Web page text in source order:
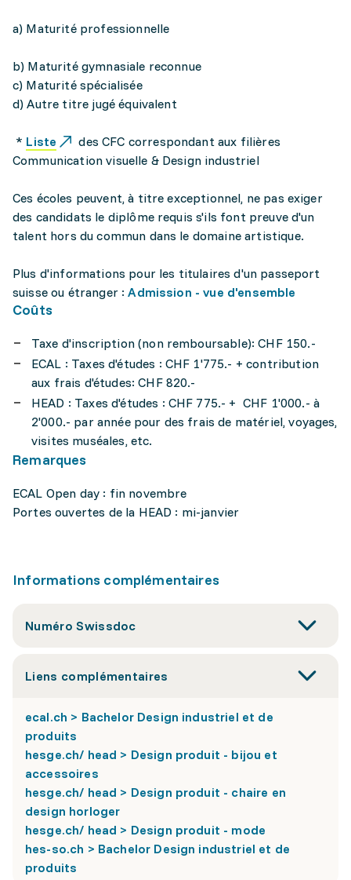
a) Maturité professionnelle
b) Maturité gymnasiale reconnue
c) Maturité spécialisée
d) Autre titre jugé équivalent
* Liste
des CFC correspondant aux filières
Communication visuelle & Design industriel
Ces écoles peuvent, à titre exceptionnel, ne pas exiger
des candidats le diplôme requis s'ils font preuve d'un
talent hors du commun dans le domaine artistique.
Plus d'informations pour les titulaires d'un passeport
suisse ou étranger :Admission - vue d'ensemble
Coûts
Taxe d'inscription (non remboursable): CHF 150.-
ECAL : Taxes d'études : CHF 1'775.- + contribution
aux frais d'études: CHF 820.-
HEAD : Taxes d'études : CHF 775.- + CHF 1'000.- à
2'000.- par année pour des frais de matériel, voyages,
visites muséales, etc.
Remarques
ECAL Open day : fin novembre
Portes ouvertes de la HEAD : mi-janvier
Informations complémentaires
Numéro Swissdoc
Liens complémentaires
ecal.ch > Bachelor Design industriel et de
produits
hesge.ch/ head > Design produit - bijou et
accessoires
hesge.ch/ head > Design produit - chaire en
design horloger
hesge.ch/ head > Design produit - mode
hes-so.ch > Bachelor Design industriel et de
produits